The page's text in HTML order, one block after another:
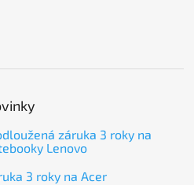
záruka 3 roky na
Lenovo
3 roky na Acer